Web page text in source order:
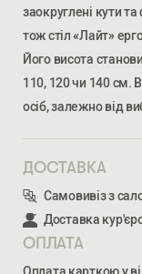
заокруглені кути
тож стіл «Лайт»
Його висота
110, 120 чи 140 см.
осіб, залежно від
ДОСТАВКА
Самовивіз з
Доставка
ОПЛАТА
ВВЕДІТЬ ВАШЕ
ЛАЙТ